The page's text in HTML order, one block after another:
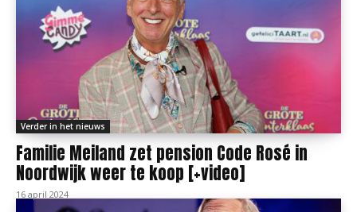
Verder in het nieuws
Familie Meiland zet pension Code Rosé in
Noordwijk weer te koop [+video]
16 april 2024